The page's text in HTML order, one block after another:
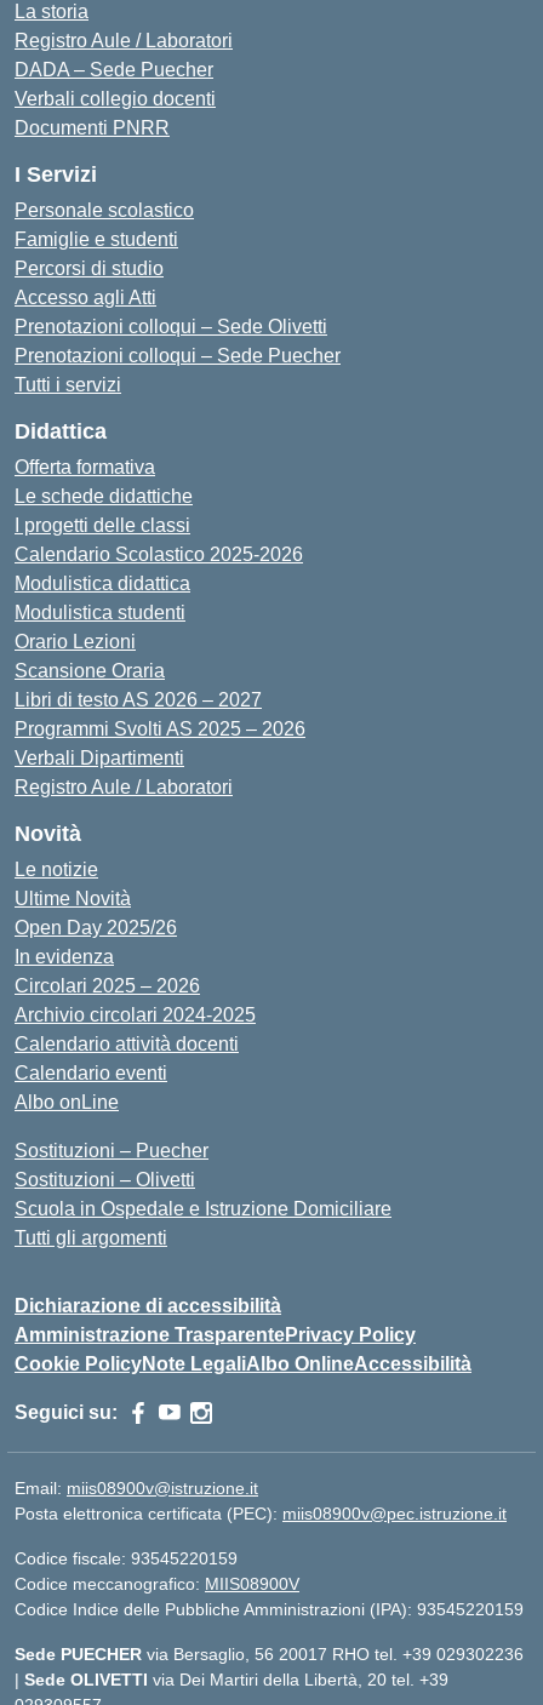
La storia
Registro Aule / Laboratori
DADA – Sede Puecher
Verbali collegio docenti
Documenti PNRR
I Servizi
Personale scolastico
Famiglie e studenti
Percorsi di studio
Accesso agli Atti
Prenotazioni colloqui – Sede Olivetti
Prenotazioni colloqui – Sede Puecher
Tutti i servizi
Didattica
Offerta formativa
Le schede didattiche
I progetti delle classi
Calendario Scolastico 2025-2026
Modulistica didattica
Modulistica studenti
Orario Lezioni
Scansione Oraria
Libri di testo AS 2026 – 2027
Programmi Svolti AS 2025 – 2026
Verbali Dipartimenti
Registro Aule / Laboratori
Novità
Le notizie
Ultime Novità
Open Day 2025/26
In evidenza
Circolari 2025 – 2026
Archivio circolari 2024-2025
Calendario attività docenti
Calendario eventi
Albo onLine
Sostituzioni – Puecher
Sostituzioni – Olivetti
Scuola in Ospedale e Istruzione Domiciliare
Tutti gli argomenti
Dichiarazione di accessibilità
Amministrazione TrasparentePrivacy Policy
Cookie PolicyNote LegaliAlbo OnlineAccessibilità
Seguici su:
Email: miis08900v@istruzione.it
Posta elettronica certificata (PEC): miis08900v@pec.istruzione.it
Codice fiscale: 93545220159
Codice meccanografico: MIIS08900V
Codice Indice delle Pubbliche Amministrazioni (IPA): 93545220159
Sede PUECHER via Bersaglio, 56 20017 RHO tel. +39 029302236
| Sede OLIVETTI via Dei Martiri della Libertà, 20 tel. +39